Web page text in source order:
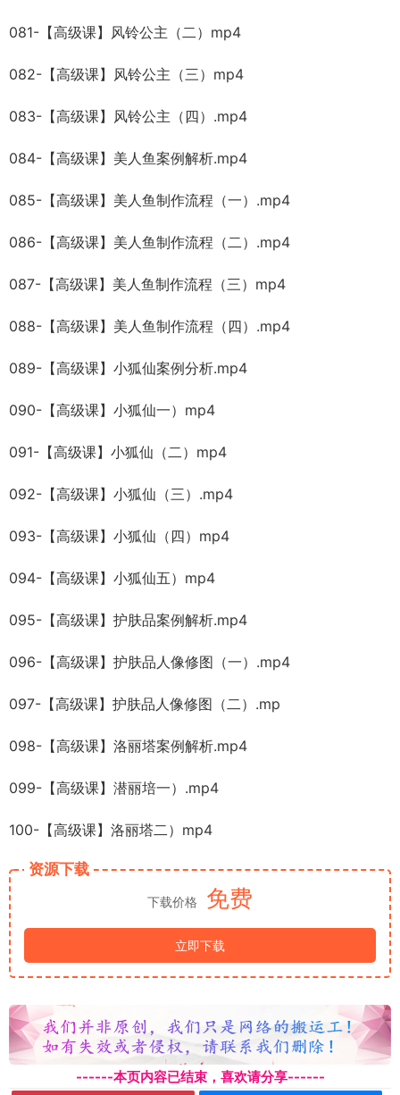
081-【高级课】风铃公主（二）mp4
082-【高级课】风铃公主（三）mp4
083-【高级课】风铃公主（四）.mp4
084-【高级课】美人鱼案例解析.mp4
085-【高级课】美人鱼制作流程（一）.mp4
086-【高级课】美人鱼制作流程（二）.mp4
087-【高级课】美人鱼制作流程（三）mp4
088-【高级课】美人鱼制作流程（四）.mp4
089-【高级课】小狐仙案例分析.mp4
090-【高级课】小狐仙一）mp4
091-【高级课】小狐仙（二）mp4
092-【高级课】小狐仙（三）.mp4
093-【高级课】小狐仙（四）mp4
094-【高级课】小狐仙五）mp4
095-【高级课】护肤品案例解析.mp4
096-【高级课】护肤品人像修图（一）.mp4
097-【高级课】护肤品人像修图（二）.mp
098-【高级课】洛丽塔案例解析.mp4
099-【高级课】潜丽培一）.mp4
100-【高级课】洛丽塔二）mp4
资源下载
下载价格 免费
立即下载
------本页内容已结束，喜欢请分享------